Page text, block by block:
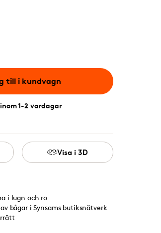
till i kundvagn
1-2 vardagar
Visa i 3D
i lugn och ro
bågar i Synsams butiksnätverk